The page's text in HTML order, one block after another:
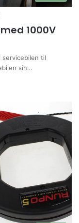
1000V
servicebilen til
sin…